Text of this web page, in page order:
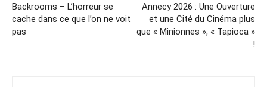
Backrooms – L’horreur se
cache dans ce que l’on ne voit
pas
Annecy 2026 : Une Ouverture
et une Cité du Cinéma plus
que « Minionnes », « Tapioca »
!